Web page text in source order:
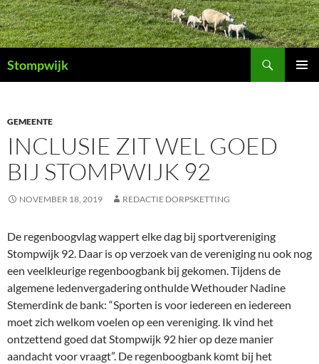
Ga
naar
de
inhoud
Stompwijk
GEMEENTE
INCLUSIE ZIT WEL GOED
BIJ STOMPWIJK 92
NOVEMBER 18, 2019 REDACTIE DORPSKETTING
De regenboogvlag wappert elke dag bij sportvereniging
Stompwijk 92. Daar is op verzoek van de vereniging nu ook nog
een veelkleurige regenboogbank bij gekomen. Tijdens de
algemene ledenvergadering onthulde Wethouder Nadine
Stemerdink de bank: “Sporten is voor iedereen en iedereen
moet zich welkom voelen op een vereniging. Ik vind het
ontzettend goed dat Stompwijk 92 hier op deze manier
aandacht voor vraagt”. De regenboogbank komt bij het